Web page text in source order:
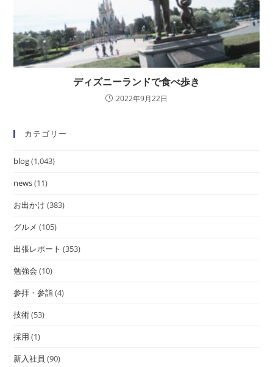
ディズニーランドで食べ歩き
2022年9月22日
カテゴリー
blog(1,043)
news(11)
お出かけ (383)
グルメ (105)
出張レポート (353)
勉強会 (10)
参拝・参詣(4)
技術(53)
採用 (1)
新入社員 (90)